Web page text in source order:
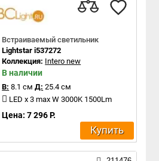
Встраиваемый светильник
Lightstar i537272
Коллекция: Intero new
В наличии
В: 8.1 см Д: 25.4 см
LED x 3 max W 3000K 1500Lm
Цена: 7 296 Р.
Купить